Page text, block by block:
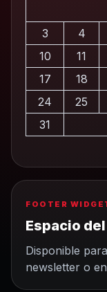
3
4
10
11
17
18
24
25
31
FOOTER
Espacio
Disponible
newsletter o